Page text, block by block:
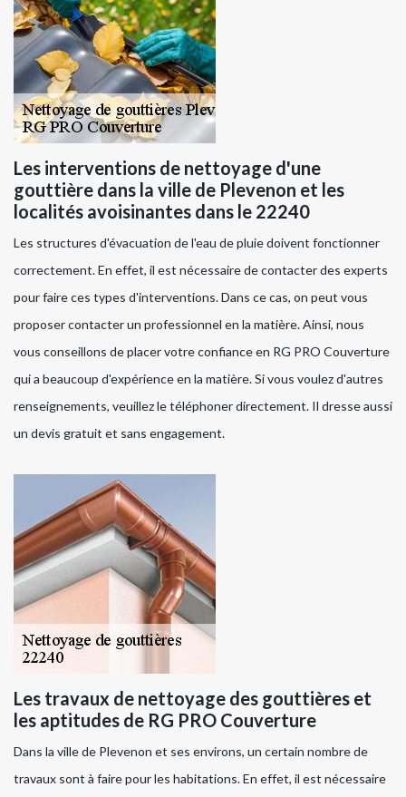
Les interventions de nettoyage d'une
gouttière dans la ville de Plevenon et les
localités avoisinantes dans le 22240
Les structures d'évacuation de l'eau de pluie doivent fonctionner
correctement. En effet, il est nécessaire de contacter des experts
pour faire ces types d'interventions. Dans ce cas, on peut vous
proposer contacter un professionnel en la matière. Ainsi, nous
vous conseillons de placer votre confiance en RG PRO Couverture
qui a beaucoup d'expérience en la matière. Si vous voulez d'autres
renseignements, veuillez le téléphoner directement. Il dresse aussi
un devis gratuit et sans engagement.
Les travaux de nettoyage des gouttières et
les aptitudes de RG PRO Couverture
Dans la ville de Plevenon et ses environs, un certain nombre de
travaux sont à faire pour les habitations. En effet, il est nécessaire